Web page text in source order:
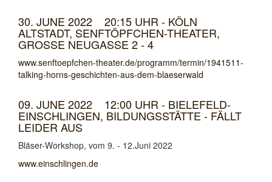
30. JUNE 2022 20:15 UHR - KÖLN
ALTSTADT, SENFTÖPFCHEN-THEATER,
GROSSE NEUGASSE 2 - 4
www.senftoepfchen-theater.de/programm/termin/1941511-
talking-horns-geschichten-aus-dem-blaeserwald
09. JUNE 2022 12:00 UHR - BIELEFELD-
EINSCHLINGEN, BILDUNGSSTÄTTE - FÄLLT
LEIDER AUS
Bläser-Workshop, vom 9. - 12.Juni 2022
www.einschlingen.de